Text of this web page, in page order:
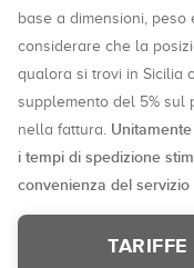
base a dimensioni,
considerare che la
qualora si trovi in Sicilia
supplemento del 5% sul
nella fattura.
i tempi di spedizione
convenienza del servizio